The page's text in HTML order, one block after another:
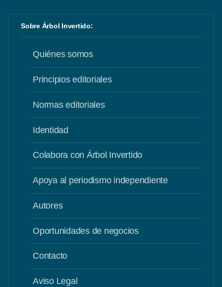
Sobre Árbol Invertido:
Quiénes somos
Principios editoriales
Normas editoriales
Identidad
Colabora con Árbol Invertido
Apoya al periodismo independiente
Autores
Oportunidades de negocios
Contacto
Aviso Legal